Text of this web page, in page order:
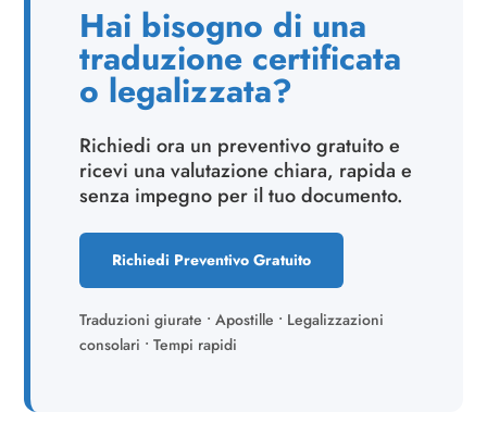
Hai bisogno di una
traduzione certificata
o legalizzata?
Richiedi ora un preventivo gratuito e
ricevi una valutazione chiara, rapida e
senza impegno per il tuo documento.
Richiedi Preventivo Gratuito
Traduzioni giurate • Apostille • Legalizzazioni
consolari • Tempi rapidi